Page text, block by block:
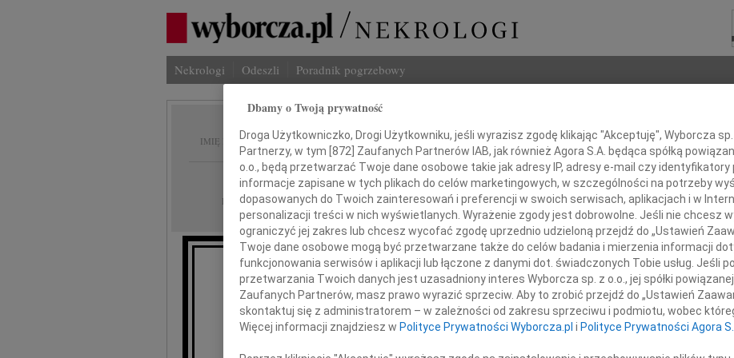
Nekrologi Odeszli Poradnik pogrzebowy
IMIĘ I NAZWISKO: Andrzej Ambrozik
REGION: Kielce
DATA EMISJI: 03.03.2017
Z głębokim żalem przyjęliśmy wiadomość
o śmierci
Imię i
INNE
Krzysztof
Z
Edmund
W dniu
Maria
Dbamy o Twoją prywatność
Droga Użytkowniczko, Drogi Użytkowniku, jeśli wyrazisz zgodę klikając "Akceptuję", Wyborcza
Partnerzy, w tym [872] Zaufanych Partnerów IAB, jak również Agora S.A. będąca spółką
o.o., będą przetwarzać Twoje dane osobowe takie jak adresy IP, adresy e-mail czy identyfikatory
informacje zapisane w tych plikach do celów marketingowych, w szczególności na potrzeby
dopasowanych do Twoich zainteresowań i preferencji w swoich serwisach, aplikacjach i w
personalizacji treści w nich wyświetlanych. Wyrażenie zgody jest dobrowolne. Jeśli nie chcesz
ograniczyć jej zakres lub chcesz wycofać zgodę uprzednio udzieloną przejdź do „Ustawień
Twoje dane osobowe mogą być przetwarzane także do celów badania i mierzenia informacji
funkcjonowania serwisów i aplikacji lub łączone z danymi dot. świadczonych Tobie usług. Jeśli
przetwarzania Twoich danych jest uzasadniony interes Wyborcza sp. z o.o., jej spółki powiązanej
Zaufanych Partnerów, masz prawo wyrazić sprzeciw. Aby to zrobić przejdź do „Ustawień
skontaktuj się z administratorem – w zależności od zakresu sprzeciwu i podmiotu, wobec
Więcej informacji znajdziesz w Polityce Prywatności Wyborcza.pl i Polityce Prywatności Agora